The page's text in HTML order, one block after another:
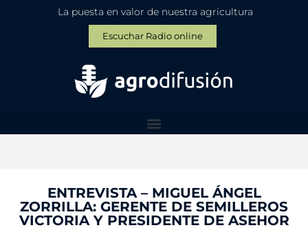
La puesta en valor de nuestra agricultura
Escuchar Radio online
ENTREVISTA – MIGUEL ÁNGEL
ZORRILLA: GERENTE DE SEMILLEROS
VICTORIA Y PRESIDENTE DE ASEHOR